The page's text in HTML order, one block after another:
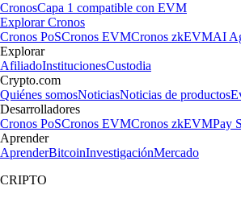
CronosCapa 1 compatible con EVM
Explorar Cronos
Cronos PoSCronos EVMCronos zkEVMAI
Explorar
AfiliadoInstitucionesCustodia
Crypto.com
Quiénes somosNoticiasNoticias de productos
Desarrolladores
Cronos PoSCronos EVMCronos zkEVMPay
Aprender
AprenderBitcoinInvestigaciónMercado
CRIPTO